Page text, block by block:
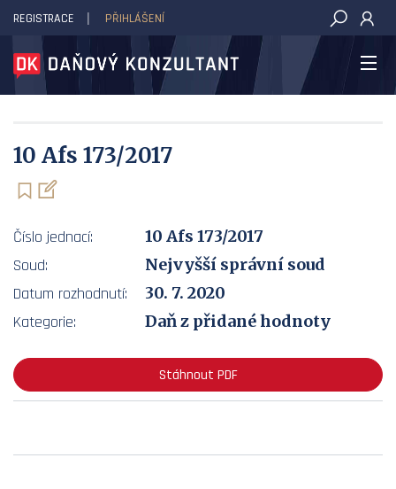
DAŇOVÝ KONZULTANT
REGISTRACE PŘIHLÁŠENÍ
10 Afs 173/2017
Číslo jednací:
10 Afs 173/2017
Soud:
Nejvyšší správní soud
Datum rozhodnutí:
30. 7. 2020
Kategorie:
Daň z přidané hodnoty
Stáhnout PDF